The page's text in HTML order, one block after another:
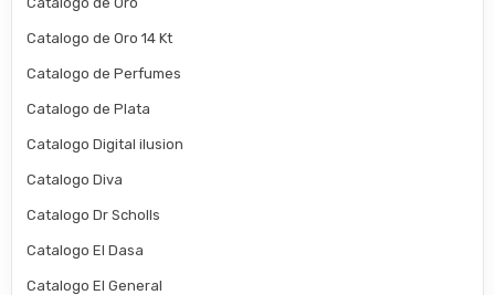
Catalogo de Oro 14 Kt
Catalogo de Perfumes
Catalogo de Plata
Catalogo Digital ilusion
Catalogo Diva
Catalogo Dr Scholls
Catalogo El Dasa
Catalogo El General